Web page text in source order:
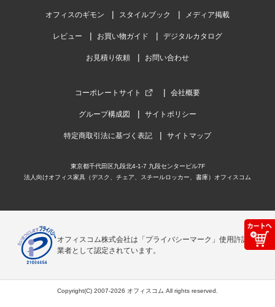
オフィスのギモン スタイルブック メディア掲載
レビュー お買い物ガイド デジタルカタログ
お見積り依頼 お問い合わせ
コーポレートサイト 会社概要
グループ構成図 サイトポリシー
特定商取引法に基づく表記 サイトマップ
東京都千代田区九段北4-1-7 九段センタービル7F
法人向けオフィス家具（デスク、チェア、スチールロッカー、書庫）オフィスコム
オフィスコム株式会社は「プライバシーマーク」使用許諾事
業者として認定されています。
Copyright(C) 2007-2026 オフィスコム All rights reserved.